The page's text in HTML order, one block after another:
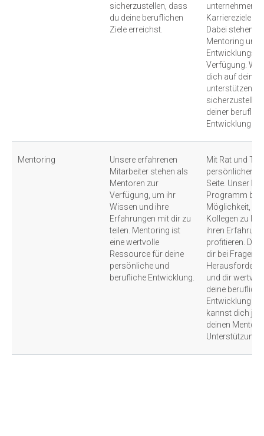
sicherzustellen, dass
du deine beruflichen
Ziele erreichst.
unternehmen,
Karriereziele
Dabei stehen
Mentoring und
Verfügung. Wir
dich auf
unterstützen
deiner
Entwicklung
Mentoring
Unsere erfahrenen
Mitarbeiter stehen als
Mentoren zur
Verfügung, um ihr
Wissen und ihre
Erfahrungen mit dir zu
teilen. Mentoring ist
eine wertvolle
Ressource für deine
persönliche und
berufliche Entwicklung.
Mit Rat und Tat
persönlicher
Seite. Unser
Programm
Möglichkeit,
Kollegen zu
ihren
profitieren.
dir bei Fragen
und dir
deine berufliche
Entwicklung
kannst dich
deinen Mentor
Unterstützung